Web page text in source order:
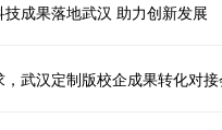
成果落地武汉 助力创新发展
，武汉定制版校企成果转化对